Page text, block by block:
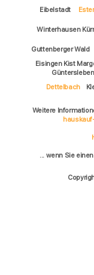
Eibelstadt
Winterhausen
Guttenberger Wald
Eisingen Kist
Dettelbach
Weitere
... wenn Sie